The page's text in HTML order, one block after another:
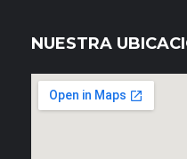
NUESTRA